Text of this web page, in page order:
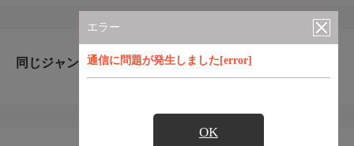
エラー
通信に問題が発生しました[error]
OK
同じジャンルのおすすめ番組